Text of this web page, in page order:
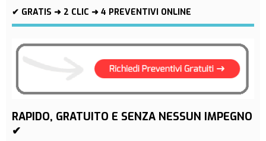
✔ GRATIS ➜ 2 CLIC ➜ 4 PREVENTIVI ONLINE
RAPIDO, GRATUITO E SENZA NESSUN IMPEGNO
✔